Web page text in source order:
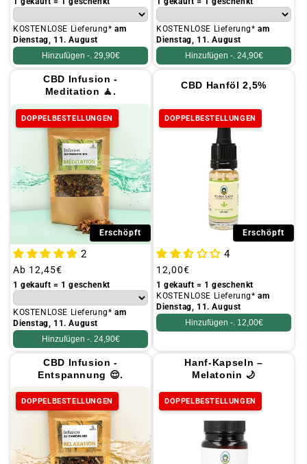
KOSTENLOSE Lieferung*am
Dienstag, 11. August
Hinzufügen -. 29,90€
KOSTENLOSE Lieferung*am
Dienstag, 11. August
Hinzufügen -. 24,90€
CBD Infusion -
Meditation 🧘.
DOPPELBESTELLUNGEN
Erschöpft
2
Üblicher
Preis
Ab 12,45€
1 gekauft = 1 geschenkt
KOSTENLOSE Lieferung*am
Dienstag, 11. August
Hinzufügen -. 24,90€
CBD Hanföl 2,5%
DOPPELBESTELLUNGEN
Erschöpft
4
Üblicher
Preis
12,00€
1 gekauft = 1 geschenkt
KOSTENLOSE Lieferung*am
Dienstag, 11. August
Hinzufügen -. 12,00€
CBD Infusion -
Entspannung 😌.
DOPPELBESTELLUNGEN
Hanf-Kapseln –
Melatonin 🌙
DOPPELBESTELLUNGEN